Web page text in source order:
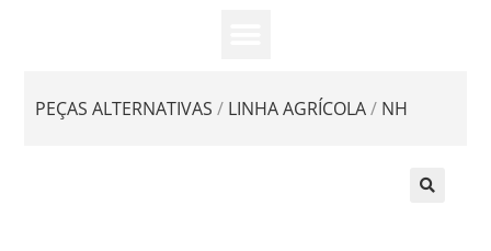
PEÇAS ALTERNATIVAS / LINHA AGRÍCOLA/ NH